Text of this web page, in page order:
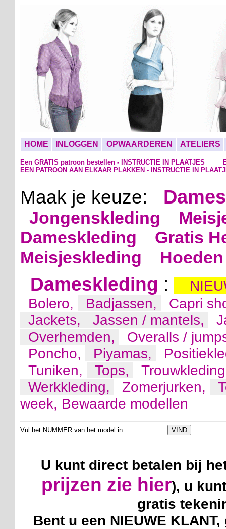
HOME INLOGGEN OPWAARDEREN ATELIERS
Een GRATIS patroon bestellen - INSTRUCTIE IN PLAATJES
EEN PATROON AAN ELKAAR PLAKKEN - INSTRUCTIE IN
Maak je keuze:
Jongenskleding
Dameskleding
Gratis
Meisjeskleding
Dameskleding :
Bolero,
Badjassen,
Capri
Jackets,
Jassen / mantels,
Overhemden,
Overalls /
Poncho,
Piyamas,
Tuniken,
Tops,
Werkkleding,
Zomerjurken,
week, Bewaarde modellen
Vul het NUMMER van het model in
U kunt direct betalen bij
prijzen zie hier), u
gratis
Bent u een NIEUWE